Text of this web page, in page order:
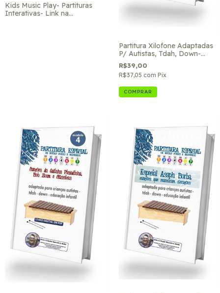
Kids Music Play- Partituras
Interativas- Link na
Partitura Xilofone Adaptadas
P/ Autistas, Tdah, Down-
Ref.5
R$39,00
R$37,05 com Pix